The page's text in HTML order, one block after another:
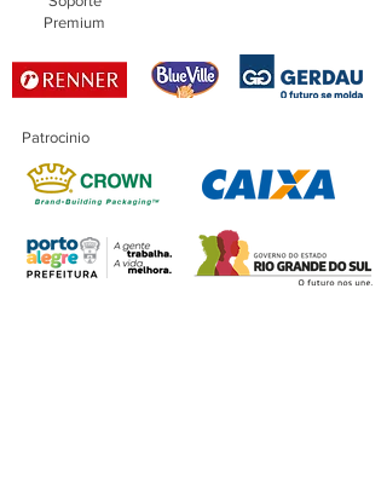
Premium
Patrocinio